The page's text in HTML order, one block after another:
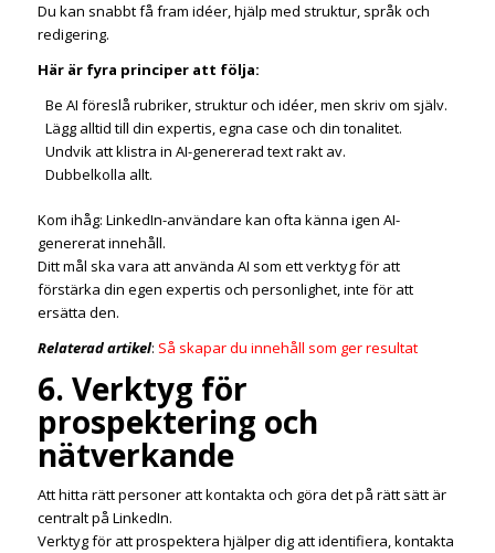
Du kan snabbt få fram idéer, hjälp med struktur, språk och
redigering.
Här är fyra principer att följa:
Be AI föreslå rubriker, struktur och idéer, men skriv om själv.
Lägg alltid till din expertis, egna case och din tonalitet.
Undvik att klistra in AI-genererad text rakt av.
Dubbelkolla allt.
Kom ihåg: LinkedIn-användare kan ofta känna igen AI-
genererat innehåll.
Ditt mål ska vara att använda AI som ett verktyg för att
förstärka din egen expertis och personlighet, inte för att
ersätta den.
Relaterad artikel: Så skapar du innehåll som ger resultat
6. Verktyg för
prospektering och
nätverkande
Att hitta rätt personer att kontakta och göra det på rätt sätt är
centralt på LinkedIn.
Verktyg för att prospektera hjälper dig att identifiera, kontakta